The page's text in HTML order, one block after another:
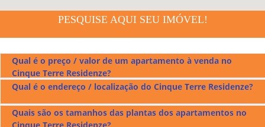
PESQUISE AQUI SEU IMÓVEL!
Qual é o preço / valor de um apartamento à venda no
Cinque Terre Residenze?
Residenzeficam entre r$610.000,00 a r$2.064.000,00.
Qual é o endereço / localização do Cinque Terre Residenze?
OCinque Terre Residenze
Quais são os tamanhos das plantas dos apartamentos no